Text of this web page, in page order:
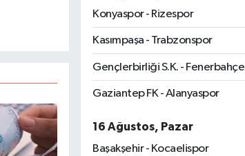
Konyaspor - Rizespor
Kasımpaşa - Trabzonspor
Gençlerbirliği S.K. - Fenerbahçe
Gaziantep FK - Alanyaspor
16 Ağustos, Pazar
Başakşehir - Kocaelispor